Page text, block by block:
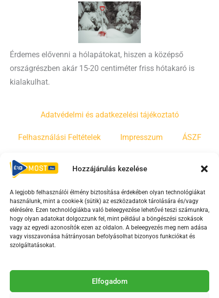
Hozzájárulás kezelése
A legjobb felhasználói élmény biztosítása érdekében olyan technológiákat
használunk, mint a cookie-k (sütik) az eszközadatok tárolására és/vagy
elérésére. Ezen technológiákba való beleegyezése lehetővé teszi számunkra,
hogy olyan adatokat dolgozzunk fel, mint például a böngészési szokások
vagy az egyedi azonosítók ezen az oldalon. A beleegyezés meg nem adása
vagy visszavonása hátrányosan befolyásolhat bizonyos funkciókat és
szolgáltatásokat.
Elfogadom
Érdemes elővenni a hólapátokat, hiszen a középső
országrészben akár 15-20 centiméter friss hótakaró is
kialakulhat.
Adatvédelmi és adatkezelési tájékoztató
Felhasználási Feltételek Impresszum ÁSZF
Irányelvek
F
a
c
e
b
o
-
Y
o
u
t
u
e
s
T
i
k
t
Az Érd Média médiaszolgáltatási tevékenységét a
Médiatanács a Magyar Média Mecenatúra program